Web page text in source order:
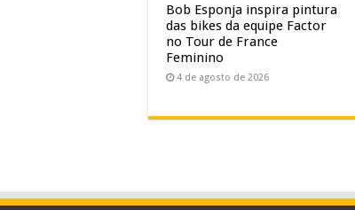
Bob Esponja inspira pintura
das bikes da equipe Factor
no Tour de France
Feminino
4 de agosto de 2026